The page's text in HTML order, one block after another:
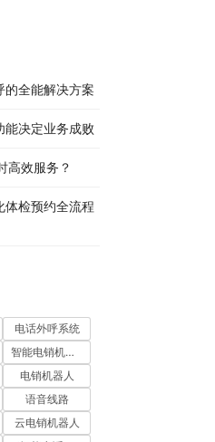
的全能解决方案​
能决定业务成败​
高效服务？
体检预约全流程
电话外呼系统
智能电销机器人
电销机器人
语音线路
云电销机器人